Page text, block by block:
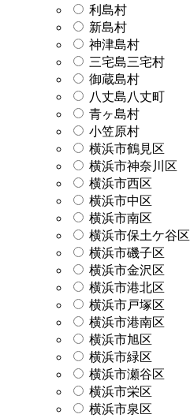
利島村
新島村
神津島村
三宅島三宅村
御蔵島村
八丈島八丈町
青ヶ島村
小笠原村
横浜市鶴見区
横浜市神奈川区
横浜市西区
横浜市中区
横浜市南区
横浜市保土ケ谷区
横浜市磯子区
横浜市金沢区
横浜市港北区
横浜市戸塚区
横浜市港南区
横浜市旭区
横浜市緑区
横浜市瀬谷区
横浜市栄区
横浜市泉区